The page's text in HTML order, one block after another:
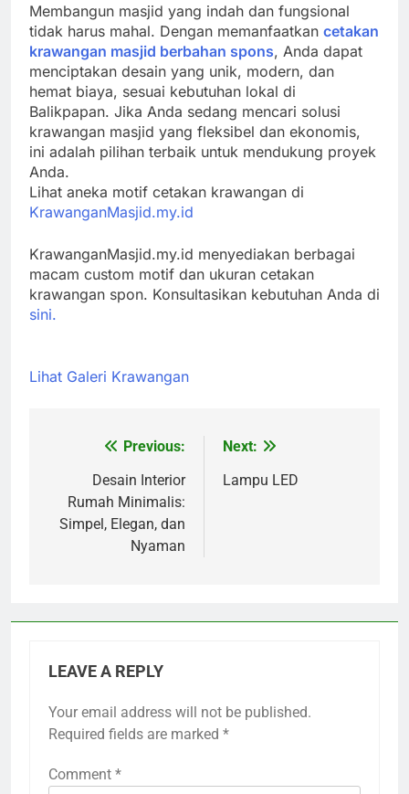
Membangun masjid yang indah dan fungsional
tidak harus mahal. Dengan memanfaatkan cetakan
krawangan masjid berbahan spons, Anda dapat
menciptakan desain yang unik, modern, dan
hemat biaya, sesuai kebutuhan lokal di
Balikpapan. Jika Anda sedang mencari solusi
krawangan masjid yang fleksibel dan ekonomis,
ini adalah pilihan terbaik untuk mendukung proyek
Anda.
Lihat aneka motif cetakan krawangan di
KrawanganMasjid.my.id
KrawanganMasjid.my.id menyediakan berbagai
macam custom motif dan ukuran cetakan
krawangan spon. Konsultasikan kebutuhan Anda di
sini.
Lihat Galeri Krawangan
navigation
Previous:
Desain Interior
Rumah Minimalis:
Simpel, Elegan, dan
Nyaman
Next:
Lampu LED
LEAVE A REPLY
Your email address will not be published.
Required fields are marked *
Comment *